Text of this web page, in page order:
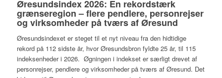
Øresundsindex 2026: En rekordstærk
grænseregion – flere pendlere, personrejser
og virksomheder på tværs af Øresund
Øresundsindexet er steget til et nyt niveau fra den hidtidige
rekord på 112 sidste år, hvor Øresundsbron fyldte 25 år, til 115
indeksenheder i 2026. Øgningen i indekset er særligt drevet af
personrejser, pendlere og virksomheder på tværs af Øresund. Det